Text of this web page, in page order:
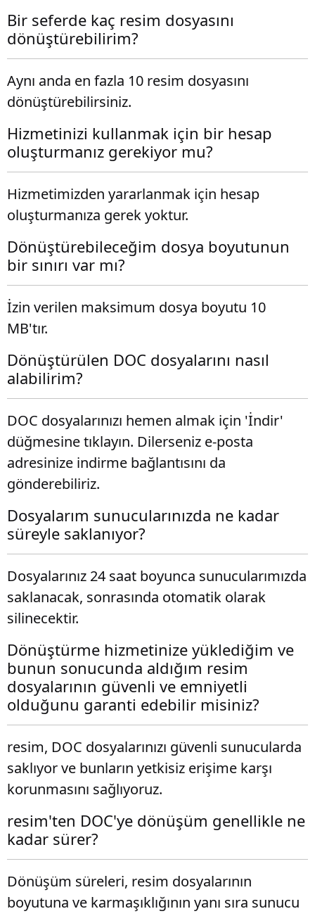
Bir seferde kaç resim dosyasını
dönüştürebilirim?
Aynı anda en fazla 10 resim dosyasını
dönüştürebilirsiniz.
Hizmetinizi kullanmak için bir hesap
oluşturmanız gerekiyor mu?
Hizmetimizden yararlanmak için hesap
oluşturmanıza gerek yoktur.
Dönüştürebileceğim dosya boyutunun
bir sınırı var mı?
İzin verilen maksimum dosya boyutu 10
MB'tır.
Dönüştürülen DOC dosyalarını nasıl
alabilirim?
DOC dosyalarınızı hemen almak için 'İndir'
düğmesine tıklayın. Dilerseniz e-posta
adresinize indirme bağlantısını da
gönderebiliriz.
Dosyalarım sunucularınızda ne kadar
süreyle saklanıyor?
Dosyalarınız 24 saat boyunca sunucularımızda
saklanacak, sonrasında otomatik olarak
silinecektir.
Dönüştürme hizmetinize yüklediğim ve
bunun sonucunda aldığım resim
dosyalarının güvenli ve emniyetli
olduğunu garanti edebilir misiniz?
resim, DOC dosyalarınızı güvenli sunucularda
saklıyor ve bunların yetkisiz erişime karşı
korunmasını sağlıyoruz.
resim'ten DOC'ye dönüşüm genellikle ne
kadar sürer?
Dönüşüm süreleri, resim dosyalarının
boyutuna ve karmaşıklığının yanı sıra sunucu